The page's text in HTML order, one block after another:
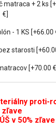
matraca + 2 ks
€]
- 1 KS [+66.00
starosti
[+70.00
proti-
zľave
v 50% zľave